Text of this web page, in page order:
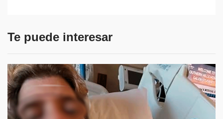
Te puede interesar